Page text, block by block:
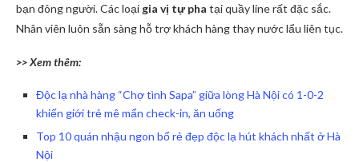
bạn đông người. Các loại gia vị tự pha tại quầy line rất đặc sắc.
Nhân viên luôn sẵn sàng hỗ trợ khách hàng thay nước lẩu liên tục.
>> Xem thêm:
Độc lạ nhà hàng “Chợ tình Sapa” giữa lòng Hà Nội có 1-0-2
khiến giới trẻ mê mẩn check-in, ăn uống
Top 10 quán nhậu ngon bổ rẻ đẹp độc lạ hút khách nhất ở Hà
Nội